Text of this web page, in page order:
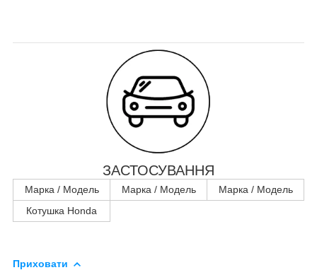
ЗАСТОСУВАННЯ
Марка / Модель Марка / Модель
Марка / Модель
Котушка Honda
Приховати